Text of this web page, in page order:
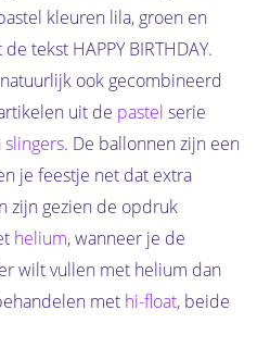
kleuren lila, groen en
tekst HAPPY BIRTHDAY.
ook gecombineerd
uit de pastel serie
slingers. De ballonnen zijn een
je feestje net dat extra
zijn gezien de opdruk
helium, wanneer je de
wilt vullen met helium dan
met hi-float, beide